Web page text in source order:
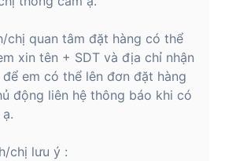
chị quan tâm đặt hàng có thể
xin tên + SDT và địa chỉ nhận
để em có thể lên đơn đặt hàng
động liên hệ thông báo khi có
chị lưu ý :